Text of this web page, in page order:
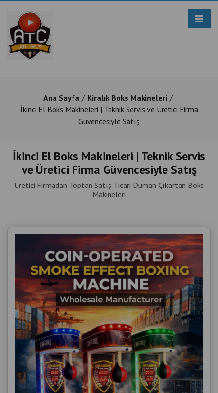
Ana Sayfa
Kiralık Boks Makineleri
İkinci El Boks Makineleri | Teknik Servis ve Üretici Firma
Güvencesiyle Satış
İkinci El Boks Makineleri | Teknik Servis
ve Üretici Firma Güvencesiyle Satış
Üretici Firmadan Toptan Satış Ticari Duman Çıkartan Boks
Makineleri